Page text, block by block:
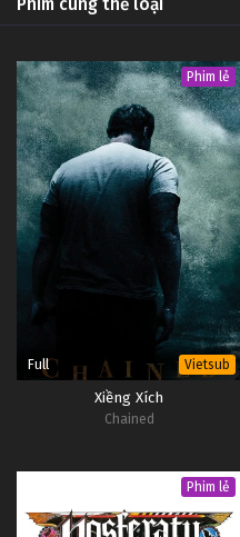
Phim cùng thể loại
Phim lẻ
Full Vietsub
Xiềng Xích
Chained
Phim lẻ